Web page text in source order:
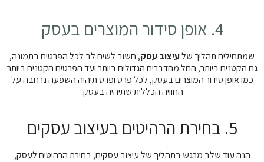
4. אופן סידור המוצרים בעסק
שמתחילים תהליך שלעיצוב עסק, חשוב לשים לב לכל הפרטים בתמונה,
גם הקטנים ביותר, החל מהדברים הגדולים ביותר ועד הפרטים הקטנים ביותר
כמו אופן סידור המוצרים בעסק, לכל פרט ופרט תיהיה השפעה נרחבה על
החוויה הכללית שתיהיה בעסק.
5. בחירת הרהיטים בעיצוב עסקים
הנה עוד שלב מרגש בתהליך של עיצוב עסקים, בחירת הרהיטים לעסק,